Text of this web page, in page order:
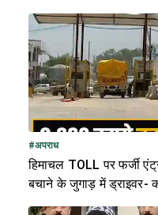
#अपराध
हिमाचल TOLL पर फर्जी
बचाने के जुगाड़ में ड्राइवर-